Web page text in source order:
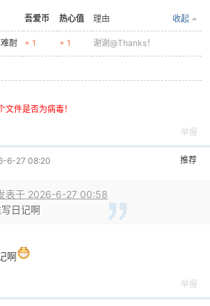
吾爱币 热心值 收起
理由
耐 + 1 + 1 谢谢@Thanks！
件是否为病毒！
举报
推荐
6-27 08:20
表于 2026-6-27 00:58
日记啊
啊
举报